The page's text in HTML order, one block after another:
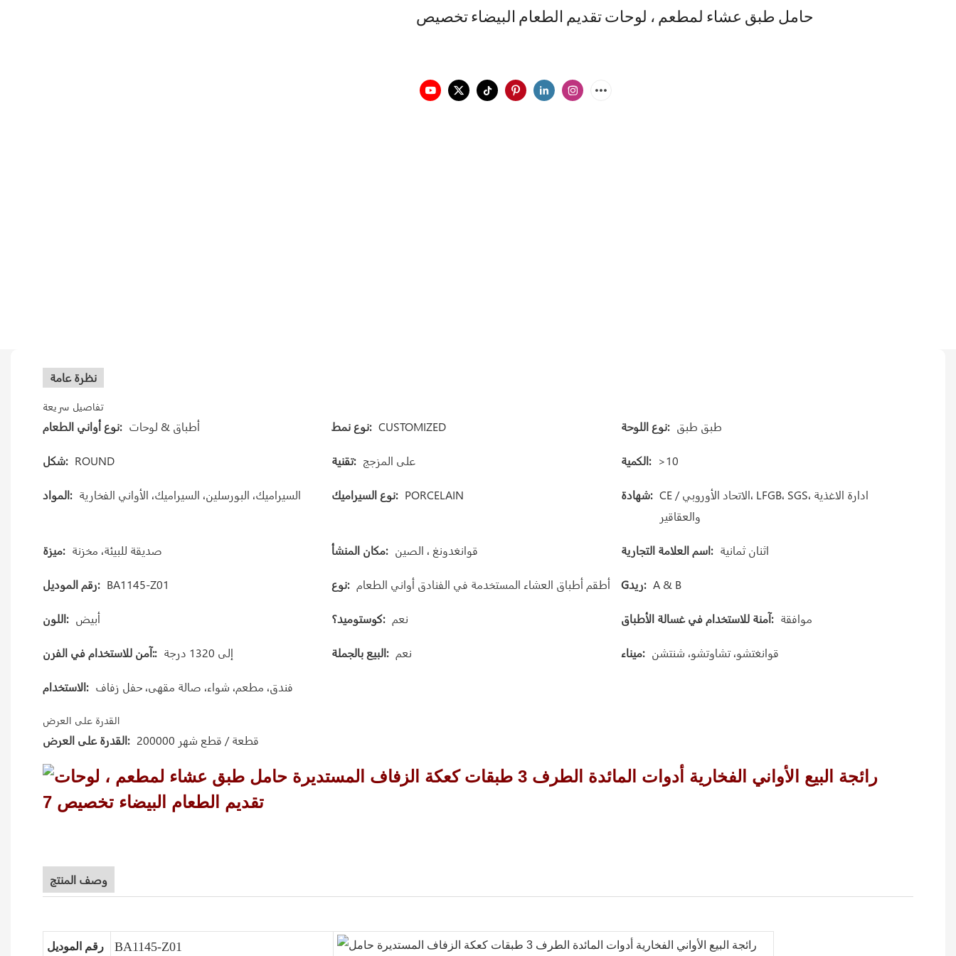
حامل طبق عشاء لمطعم ، لوحات تقديم الطعام البيضاء تخصيص
نظرة عامة
تفاصيل سريعة
نوع أواني الطعام: أطباق & لوحات نوع نمط: CUSTOMIZED نوع اللوحة: طبق طبق
شكل: ROUND تقنية: على المزجج الكمية: >10
المواد: السيراميك، البورسلين، السيراميك، الأواني الفخارية نوع السيراميك: PORCELAIN شهادة: CE / الاتحاد الأوروبي، LFGB، SGS، ادارة الاغذية
والعقاقير
ميزة: صديقة للبيئة، مخزنة مكان المنشأ: قوانغدونغ ، الصين اسم العلامة التجارية: اثنان ثمانية
رقم الموديل: BA1145-Z01 نوع: أطقم أطباق العشاء المستخدمة في الفنادق أواني الطعام Gريد: A & B
اللون: أبيض كوستوميد؟: نعم آمنة للاستخدام في غسالة الأطباق: موافقة
آمن للاستخدام في الفرن:: إلى 1320 درجة البيع بالجملة: نعم ميناء: قوانغتشو، تشاوتشو، شنتشن
الاستخدام: فندق، مطعم، شواء، صالة مقهى، حفل زفاف
القدرة على العرض
القدرة على العرض: 200000 قطعة / قطع شهر
وصف المنتج
رقم الموديل BA1145-Z01